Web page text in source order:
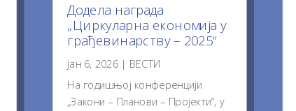
Додела наградa
„Циркуларна економија у
грађевинарству – 2025“
јан 6, 2026 | ВЕСТИ
Нa годишњој конференцији
„Закони – Планови – Пројекти“, у